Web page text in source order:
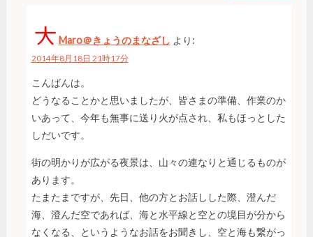
Maro＠きょうのまなざし より:
2014年8月18日 21時17分
こんばんは。
どうなることかと思いましたが、皆さまの準備、作業のか
いあって、今年も無事に送り火が点され、私もほっとした
しだいです。
街の明かりが広がる夜景は、山々の連なりと通じるものが
あります。
たまたまですが、先日、他の方とお話しした際、澄んだ
海、澄んだ空であれば、海と水平線と空との境目が分から
なくなる、というようなお話をお聞きし、空と海も繋がっ